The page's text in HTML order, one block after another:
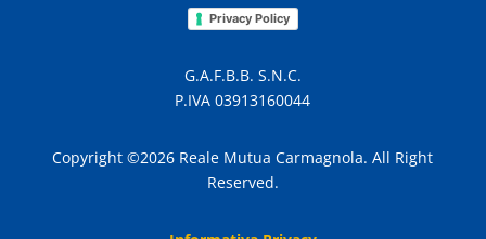
Privacy Policy
G.A.F.B.B. S.N.C.
P.IVA 03913160044
Copyright ©2026 Reale Mutua Carmagnola. All Right
Reserved.